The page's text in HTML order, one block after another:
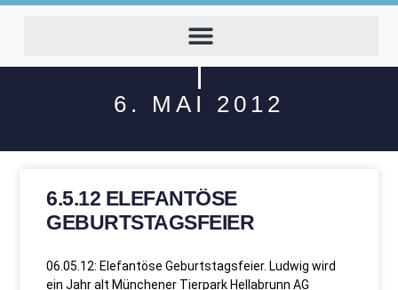
6. MAI 2012
6.5.12 ELEFANTÖSE
GEBURTSTAGSFEIER
06.05.12: Elefantöse Geburtstagsfeier. Ludwig wird
ein Jahr alt Münchener Tierpark Hellabrunn AG